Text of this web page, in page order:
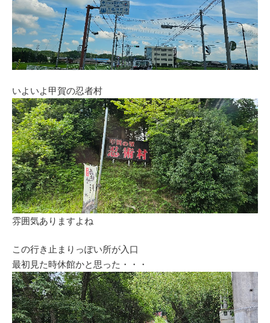
いよいよ甲賀の忍者村
雰囲気ありますよね
この行き止まりっぽい所が入口
最初見た時休館かと思った・・・